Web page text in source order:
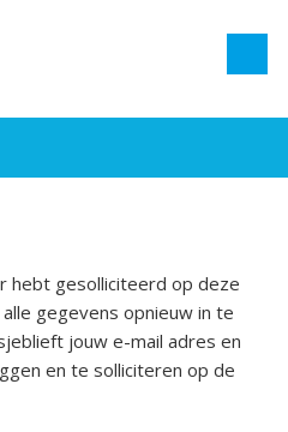
hebt gesolliciteerd op deze
gegevens opnieuw in te
jouw e-mail adres en
en te solliciteren op de